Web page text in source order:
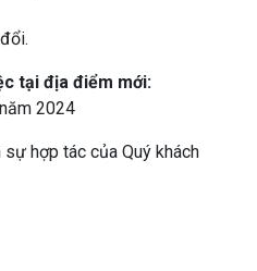
tại địa điểm mới:
2024
sự hợp tác của Quý khách